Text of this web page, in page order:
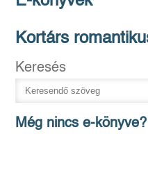
Kortárs
Keresés
Még nincs e-